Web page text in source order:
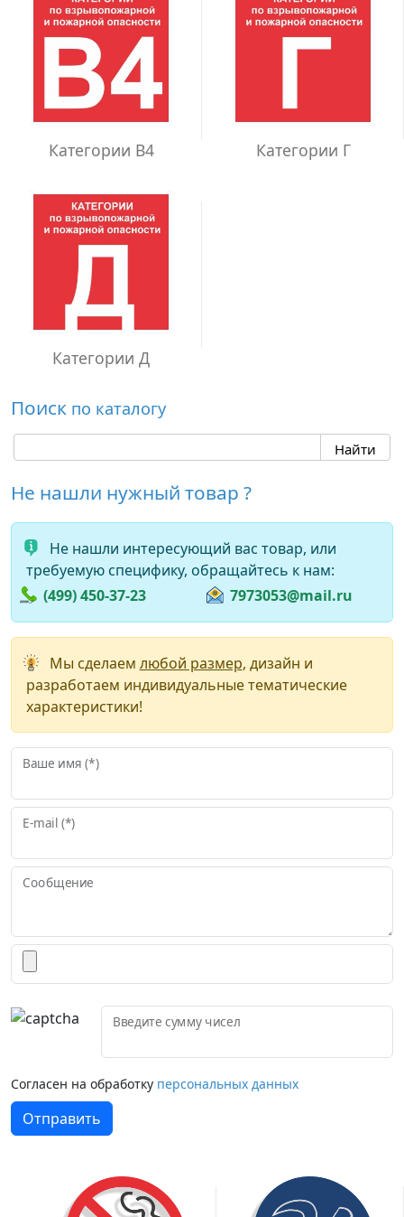
Категории В4 Категории Г
Категории Д
Поиск по каталогу
Не нашли нужный товар ?
Не нашли интересующий вас товар, или
требуемую специфику, обращайтесь к нам:
(499) 450-37-23
7973053@mail.ru
Мы сделаем любой размер, дизайн и
разработаем индивидуальные тематические
характеристики!
Ваше имя (*)
E-mail (*)
Сообщение
Введите сумму чисел
Согласен на обработку персональных данных
Отправить